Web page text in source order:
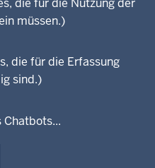
die für die Nutzung der
müssen.)
die für die Erfassung
sind.)
Chatbots...
Geobasis NRW